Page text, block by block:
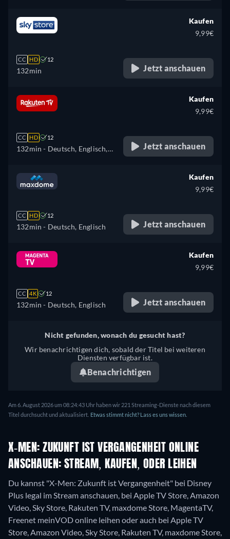
Polnisch
CC HD 12
132min
Kaufen
9,99€
Jetzt anschauen
CC HD 12
132min - Deutsch, Englisch,
Italienisch
Kaufen
9,99€
Jetzt anschauen
CC HD 12
132min - Deutsch, Englisch
Kaufen
9,99€
Jetzt anschauen
CC 4K 12
132min - Deutsch, Englisch
Kaufen
9,99€
Jetzt anschauen
Nicht gefunden, wonach du gesucht hast?
Wir benachrichtigen dich, sobald der Titel bei weiteren
Diensten verfügbar ist.
Benachrichtigen
Am 6. August 2026 um 08:24:43 Uhr haben wir 221 Streaming-Dienste nach diesem
Titel durchsucht und aktualisiert. Etwas stimmt nicht? Lass es uns wissen.
X-MEN: ZUKUNFT IST VERGANGENHEIT ONLINE
ANSCHAUEN: STREAM, KAUFEN, ODER LEIHEN
Du kannst "X-Men: Zukunft ist Vergangenheit" bei Disney
Plus legal im Stream anschauen, bei Apple TV Store, Amazon
Video, Sky Store, Rakuten TV, maxdome Store, MagentaTV,
Freenet meinVOD online leihen oder auch bei Apple TV
Store, Amazon Video, Sky Store, Rakuten TV, maxdome Store,